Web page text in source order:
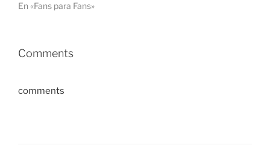
En «Fans para Fans»
Comments
comments